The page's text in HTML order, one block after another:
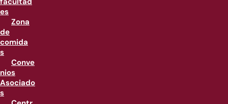
es
Zona
de
comida
s
Conve
nios
Asociado
s